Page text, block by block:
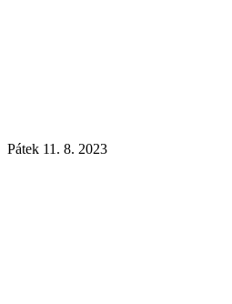
Pátek 11. 8. 2023